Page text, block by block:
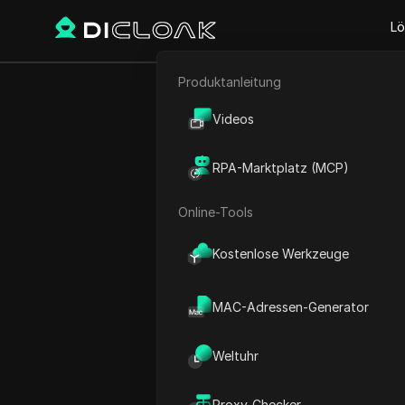
E-Commerce
Produktanleitung
Videos
RPA-Marktplatz (MCP)
Online-Tools
Kostenlose Werkzeuge
MAC-Adressen-Generator
Weltuhr
Wie man
Wie man